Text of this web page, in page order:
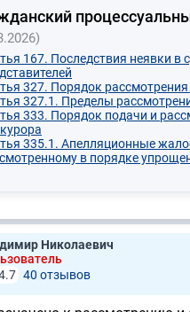
167. Последствия неявки в
327. Порядок
327.1. Пределы
333. Порядок подачи и
335.1. Апелляционные
в порядке
Николаевич
40 отзывов